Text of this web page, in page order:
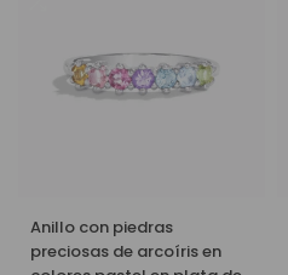
Anillo con piedras
preciosas de arcoíris en